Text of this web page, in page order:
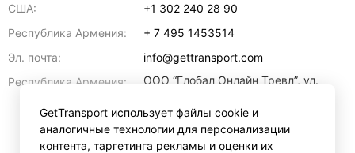
США:
+1 302 240 28 90
Республика Армения:
+ 7 495 1453514
Эл. почта:
info@gettransport.com
Республика Армения:
ООО “Глобал Онлайн Тревл”, ул.
регистрационный номер
271.110.1183229, РНН 00238516
Ереван 0070
GetTransport использует файлы cookie и
аналогичные технологии для персонализации
контента, таргетинга рекламы и оценки их